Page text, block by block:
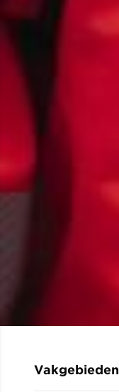
Vakgebieden